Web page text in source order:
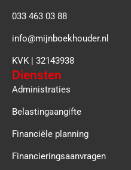
033 463 03 88
info@mijnboekhouder.nl
KVK | 32143938
Diensten
Administraties
Belastingaangifte
Financiële planning
Financieringsaanvragen